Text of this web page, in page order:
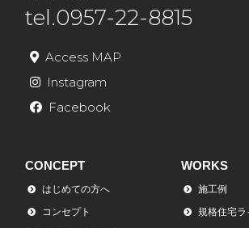
tel.0957-22-8815
Access MAP
Instagram
Facebook
CONCEPT
はじめての方へ
コンセプト
WORKS
施工例
規格住宅